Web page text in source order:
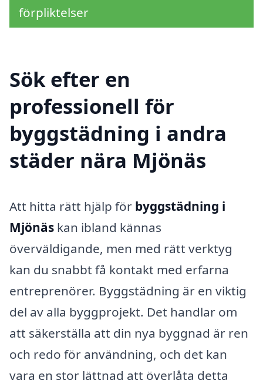
förpliktelser
Sök efter en
professionell för
byggstädning i andra
städer nära Mjönäs
Att hitta rätt hjälp för byggstädning i
Mjönäs kan ibland kännas
överväldigande, men med rätt verktyg
kan du snabbt få kontakt med erfarna
entreprenörer. Byggstädning är en viktig
del av alla byggprojekt. Det handlar om
att säkerställa att din nya byggnad är ren
och redo för användning, och det kan
vara en stor lättnad att överlåta detta